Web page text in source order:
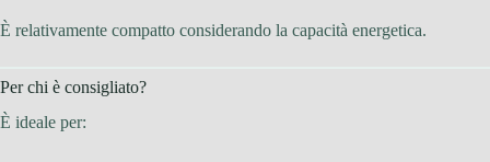
È relativamente compatto considerando la capacità energetica.
Per chi è consigliato?
È ideale per: